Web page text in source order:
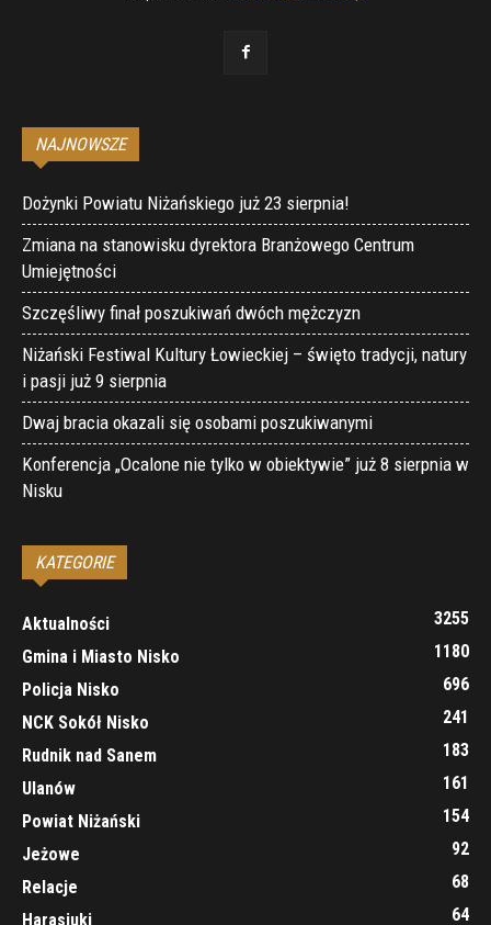
NAJNOWSZE
Dożynki Powiatu Niżańskiego już 23 sierpnia!
Zmiana na stanowisku dyrektora Branżowego Centrum
Umiejętności
Szczęśliwy finał poszukiwań dwóch mężczyzn
Niżański Festiwal Kultury Łowieckiej – święto tradycji, natury
i pasji już 9 sierpnia
Dwaj bracia okazali się osobami poszukiwanymi
Konferencja „Ocalone nie tylko w obiektywie” już 8 sierpnia w
Nisku
KATEGORIE
Aktualności
3255
Gmina i Miasto Nisko
1180
Policja Nisko
696
NCK Sokół Nisko
241
Rudnik nad Sanem
183
Ulanów
161
Powiat Niżański
154
Jeżowe
92
Relacje
68
Harasiuki
64